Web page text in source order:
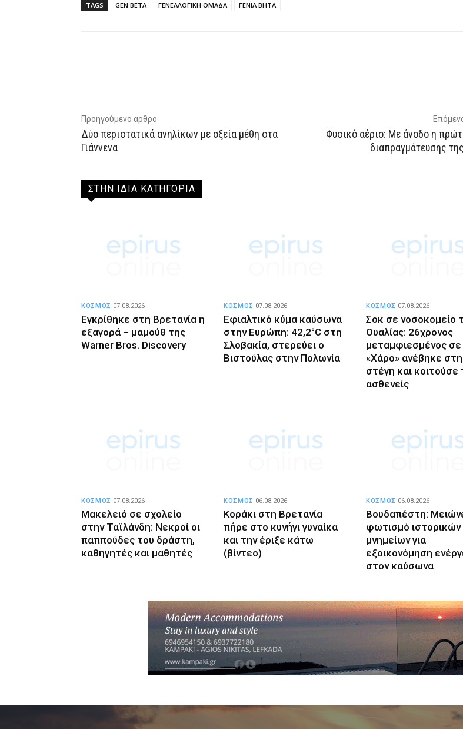
TAGS GEN BETA ΓΕΝΕΑΛΟΓΙΚΗ ΟΜΑΔΑ ΓΕΝΙΑ ΒΗΤΑ
Προηγούμενο άρθρο
Δύο περιστατικά ανηλίκων με οξεία μέθη στα
Γιάννενα
Φυσικό αέριο: Με άνοδο η
διαπραγμάτευσης
ΣΤΗΝ ΙΔΙΑ ΚΑΤΗΓΟΡΙΑ
Εγκρίθηκε στη Βρετανία η
εξαγορά – μαμούθ της
Warner Bros. Discovery
ΚΟΣΜΟΣ 07.08.2026
Εφιαλτικό κύμα καύσωνα
στην Ευρώπη: 42,2°C στη
Σλοβακία, στερεύει ο
Βιστούλας στην Πολωνία
ΚΟΣΜΟΣ 07.08.2026
Σοκ σε νοσοκομείο
Ουαλίας: 26χρονος
μεταμφιεσμένος σε
«Χάρο» ανέβηκε στη
στέγη και κοιτούσε
ασθενείς
ΚΟΣΜΟΣ 07.08.2026
Μακελειό σε σχολείο
στην Ταϊλάνδη: Νεκροί οι
παππούδες του δράστη,
καθηγητές και μαθητές
ΚΟΣΜΟΣ 07.08.2026
Κοράκι στη Βρετανία
πήρε στο κυνήγι γυναίκα
και την έριξε κάτω
(βίντεο)
ΚΟΣΜΟΣ 06.08.2026
Βουδαπέστη:
φωτισμό ιστορικών
μνημείων για
εξοικονόμηση
στον καύσωνα
ΚΟΣΜΟΣ 06.08.2026